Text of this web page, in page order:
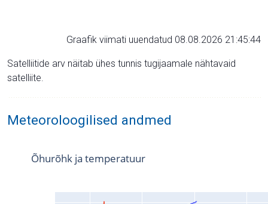
Graafik viimati uuendatud 08.08.2026 21:45:44
Satelliitide arv näitab ühes tunnis tugijaamale nähtavaid
satelliite.
Meteoroloogilised andmed
Õhurõhk ja temperatuur